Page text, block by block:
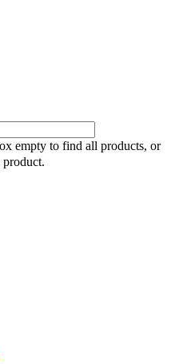
empty to find all products, or
product.